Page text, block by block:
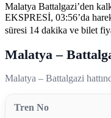
Malatya Battalgazi’den
EKSPRESİ, 03:56’da
süresi 14 dakika ve bilet
Malatya –
Malatya – Battalgazi